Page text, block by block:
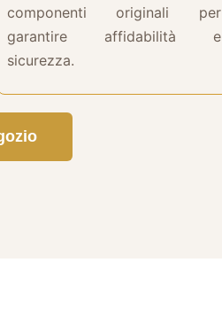
componenti originali per
garantire affidabilità e
sicurezza.